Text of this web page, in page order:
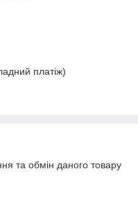
платіж)
та обмін даного товару